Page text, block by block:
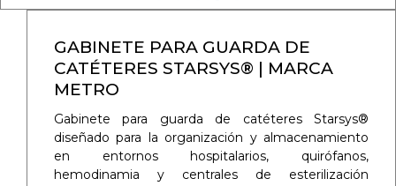
GABINETE PARA GUARDA DE
CATÉTERES STARSYS® | MARCA
METRO
Gabinete para guarda de catéteres Starsys®
diseñado para la organización y almacenamiento
en entornos hospitalarios, quirófanos,
hemodinamia y centrales de esterilización